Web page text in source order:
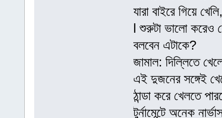
যারা বাইরে গিয়ে
l শুরুটা ভালো করেও
বলবেন এটাকে?
জামাল: দিল্লিতে
এই দুজনের সঙ্গেই
ঠান্ডা করে খেলতে
টুর্নামেন্টে অনেক